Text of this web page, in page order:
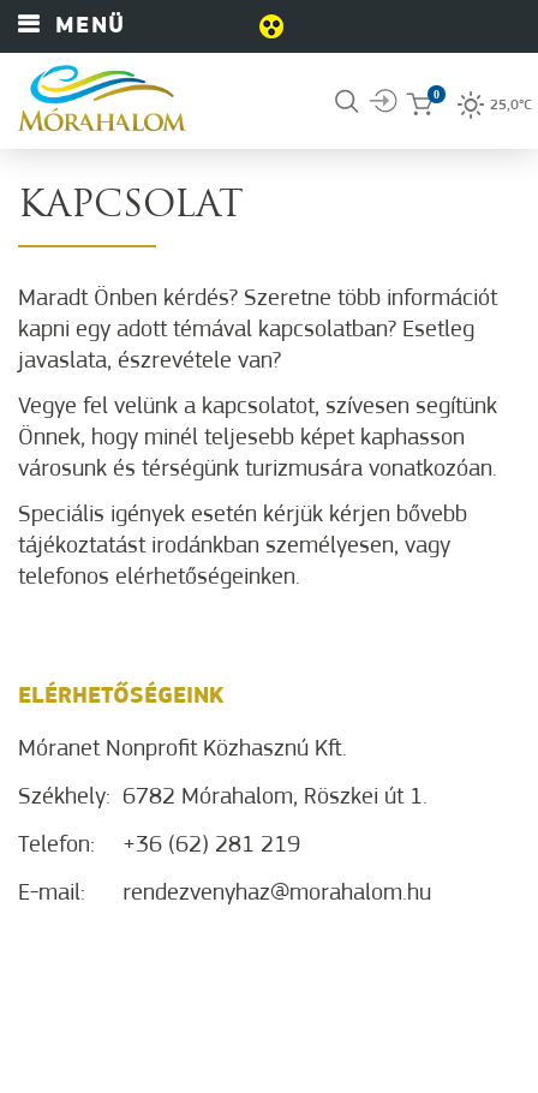
MENÜ
0
25,0°C
KAPCSOLAT
Maradt Önben kérdés? Szeretne több információt
kapni egy adott témával kapcsolatban? Esetleg
javaslata, észrevétele van?
Vegye fel velünk a kapcsolatot, szívesen segítünk
Önnek, hogy minél teljesebb képet kaphasson
városunk és térségünk turizmusára vonatkozóan.
Speciális igények esetén kérjük kérjen bővebb
tájékoztatást irodánkban személyesen, vagy
telefonos elérhetőségeinken.
ELÉRHETŐSÉGEINK
Móranet Nonprofit Közhasznú Kft.
Székhely: 6782 Mórahalom, Röszkei út 1.
Telefon:
+36 (62) 281 219
E-mail:
rendezvenyhaz@morahalom.hu